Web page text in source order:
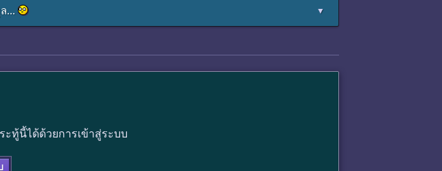
... ▼
ทู้นี้ได้ด้วยการเข้าสู่ระบบ